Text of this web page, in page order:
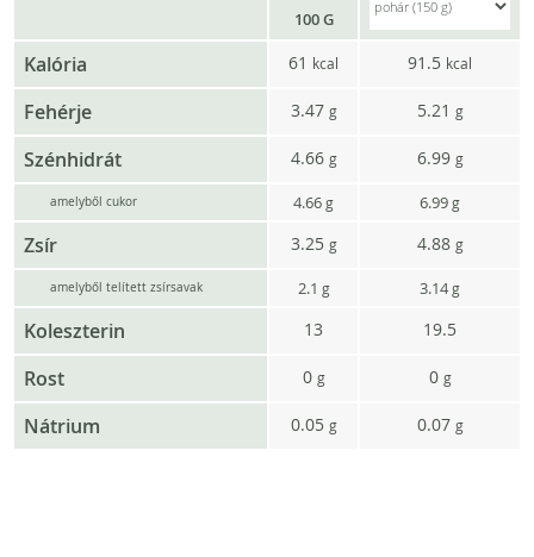
100 G
Kalória 61 kcal 91.5 kcal
Fehérje 3.47 g 5.21 g
Szénhidrát 4.66 g 6.99 g
amelyből cukor 4.66g 6.99g
Zsír 3.25 g 4.88 g
amelyből telített zsírsavak 2.1 g 3.14g
Koleszterin 13 19.5
Rost 0 g 0 g
Nátrium 0.05 g 0.07 g